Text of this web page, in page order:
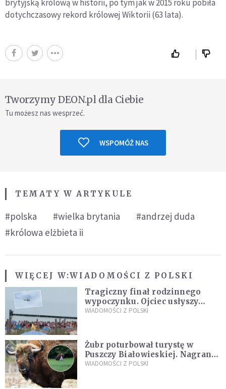
brytyjską królową w historii, po tym jak w 2015 roku pobiła
dotychczasowy rekord królowej Wiktorii (63 lata).
Tworzymy DEON.pl dla Ciebie
Tu możesz nas wesprzeć.
WSPOMÓŻ NAS
TEMATY W ARTYKULE
#polska #wielka brytania
#andrzej duda
#królowa elżbieta ii
WIĘCEJ W:WIADOMOŚCI Z POLSKI
Tragiczny finał rodzinnego
wypoczynku. Ojciec usłyszy
zarzuty
WIADOMOŚCI Z POLSKI
Żubr poturbował turystę w
Puszczy Białowieskiej. Nagranie
daje do myślenia
WIADOMOŚCI Z POLSKI